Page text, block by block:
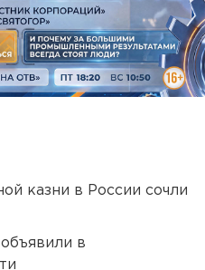
казни в России сочли
в